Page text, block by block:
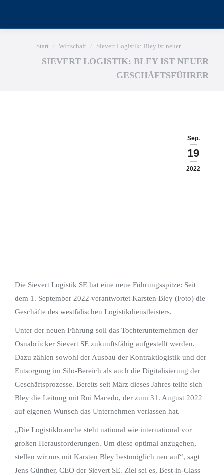
Sie befinden sich hier:
Start Wirtschaft Sievert Logistik: Bley ist neuer…
SIEVERT LOGISTIK: BLEY IST NEUER
GESCHÄFTSFÜHRER
Sep.
19
2022
Die Sievert Logistik SE hat eine neue Führungsspitze: Seit
dem 1. September 2022 verantwortet Karsten Bley (Foto) die
Geschäfte des westfälischen Logistikdienstleisters.
Unter der neuen Führung soll das Tochterunternehmen der
Osnabrücker Sievert SE zukunftsfähig aufgestellt werden.
Dazu zählen sowohl der Ausbau der Kontraktlogistik und der
Entsorgung im Silo-Bereich als auch die Digitalisierung der
Geschäftsprozesse. Bereits seit März dieses Jahres teilte sich
Bley die Leitung mit Rui Macedo, der zum 31. August 2022
auf eigenen Wunsch das Unternehmen verlassen hat.
„Die Logistikbranche steht national wie international vor
großen Herausforderungen. Um diese optimal anzugehen,
stellen wir uns mit Karsten Bley bestmöglich neu auf“, sagt
Jens Günther, CEO der Sievert SE. Ziel sei es, Best-in-Class